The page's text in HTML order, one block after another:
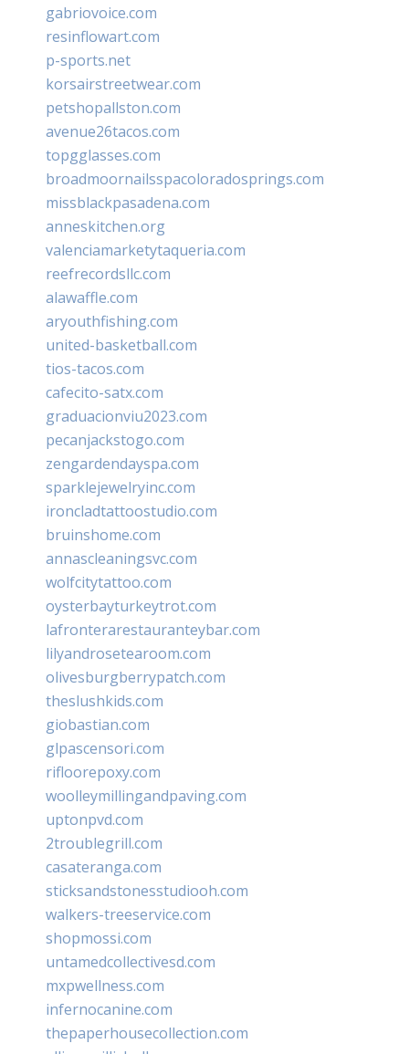
gabriovoice.com
resinflowart.com
p-sports.net
korsairstreetwear.com
petshopallston.com
avenue26tacos.com
topgglasses.com
broadmoornailsspacoloradosprings.com
missblackpasadena.com
anneskitchen.org
valenciamarketytaqueria.com
reefrecordsllc.com
alawaffle.com
aryouthfishing.com
united-basketball.com
tios-tacos.com
cafecito-satx.com
graduacionviu2023.com
pecanjackstogo.com
zengardendayspa.com
sparklejewelryinc.com
ironcladtattoostudio.com
bruinshome.com
annascleaningsvc.com
wolfcitytattoo.com
oysterbayturkeytrot.com
lafronterarestauranteybar.com
lilyandrosetearoom.com
olivesburgberrypatch.com
theslushkids.com
giobastian.com
glpascensori.com
rifloorepoxy.com
woolleymillingandpaving.com
uptonpvd.com
2troublegrill.com
casateranga.com
sticksandstonesstudiooh.com
walkers-treeservice.com
shopmossi.com
untamedcollectivesd.com
mxpwellness.com
infernocanine.com
thepaperhousecollection.com